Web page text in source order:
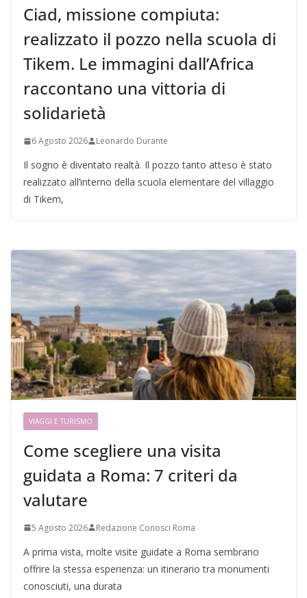
Ciad, missione compiuta:
realizzato il pozzo nella scuola di
Tikem. Le immagini dall’Africa
raccontano una vittoria di
solidarietà
6 Agosto 2026 Leonardo Durante
Il sogno è diventato realtà. Il pozzo tanto atteso è stato
realizzato all’interno della scuola elementare del villaggio
di Tikem,
VIAGGI E TURISMO
Come scegliere una visita
guidata a Roma: 7 criteri da
valutare
5 Agosto 2026 Redazione Conosci Roma
A prima vista, molte visite guidate a Roma sembrano
offrire la stessa esperienza: un itinerario tra monumenti
conosciuti, una durata